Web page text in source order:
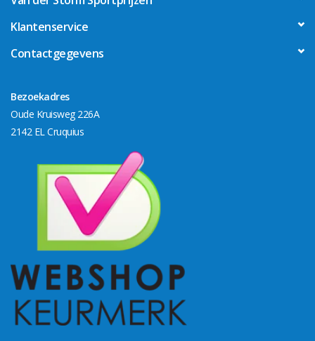
Klantenservice
Contactgegevens
Bezoekadres
Oude Kruisweg 226A
2142 EL Cruquius